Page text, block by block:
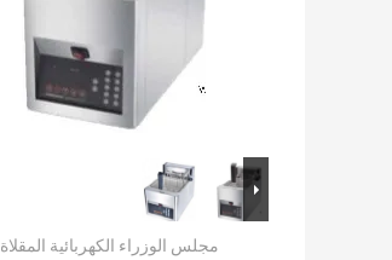
مجلس الوزراء الكهربائية المقلاة